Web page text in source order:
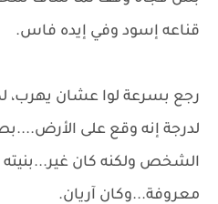
قناعه إسود وفي إيده فاس.
رجع بسرعة لوا عشان
لدرجة إنه وقع على
الشخص ولكنه كان غير...بنيته
معروفة...وكان آريان.